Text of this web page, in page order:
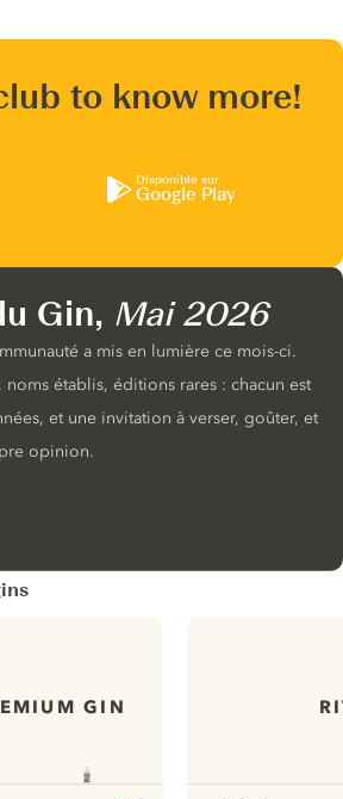
to know more!
Disponible sur
Google Play
Gin, Mai 2026
a mis en lumière ce mois-ci.
noms établis, éditions rares : chacun est
et une invitation à verser, goûter, et
opinion.
GIN